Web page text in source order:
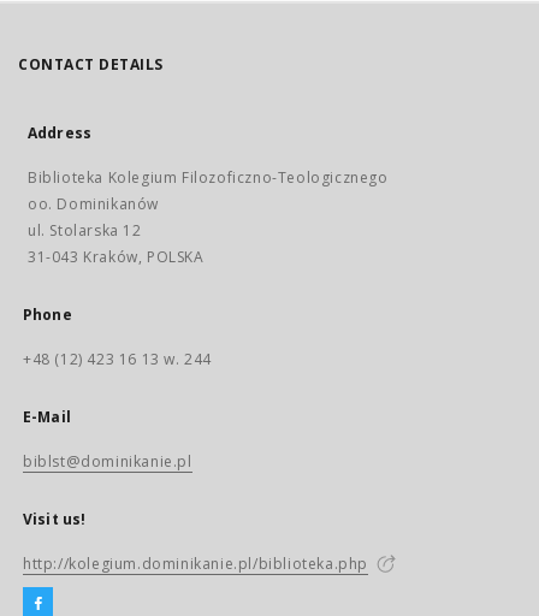
CONTACT DETAILS
Address
Biblioteka Kolegium Filozoficzno-Teologicznego
oo. Dominikanów
ul. Stolarska 12
31-043 Kraków, POLSKA
Phone
+48 (12) 423 16 13 w. 244
E-Mail
biblst@dominikanie.pl
Visit us!
http://kolegium.dominikanie.pl/biblioteka.php